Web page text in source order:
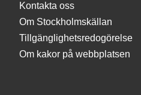
Kontakta oss
Om Stockholmskällan
Tillgänglighetsredogörelse
Om kakor på webbplatsen